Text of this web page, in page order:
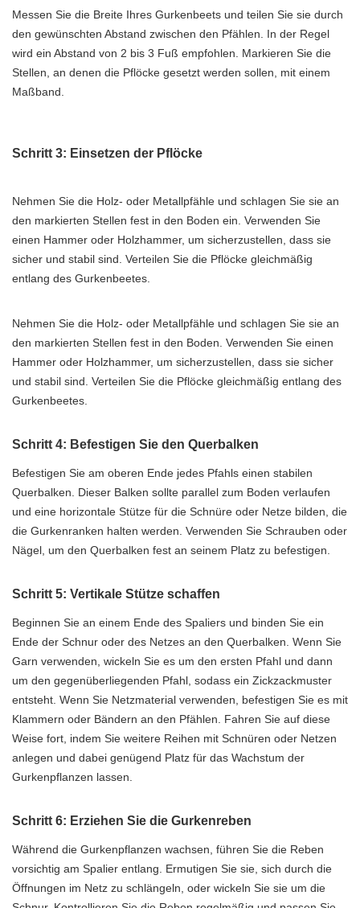
Messen Sie die Breite Ihres Gurkenbeets und teilen Sie sie durch
den gewünschten Abstand zwischen den Pfählen. In der Regel
wird ein Abstand von 2 bis 3 Fuß empfohlen. Markieren Sie die
Stellen, an denen die Pflöcke gesetzt werden sollen, mit einem
Maßband.
Schritt 3: Einsetzen der Pflöcke
Nehmen Sie die Holz- oder Metallpfähle und schlagen Sie sie an
den markierten Stellen fest in den Boden ein. Verwenden Sie
einen Hammer oder Holzhammer, um sicherzustellen, dass sie
sicher und stabil sind. Verteilen Sie die Pflöcke gleichmäßig
entlang des Gurkenbeetes.
Nehmen Sie die Holz- oder Metallpfähle und schlagen Sie sie an
den markierten Stellen fest in den Boden. Verwenden Sie einen
Hammer oder Holzhammer, um sicherzustellen, dass sie sicher
und stabil sind. Verteilen Sie die Pflöcke gleichmäßig entlang des
Gurkenbeetes.
Schritt 4: Befestigen Sie den Querbalken
Befestigen Sie am oberen Ende jedes Pfahls einen stabilen
Querbalken. Dieser Balken sollte parallel zum Boden verlaufen
und eine horizontale Stütze für die Schnüre oder Netze bilden, die
die Gurkenranken halten werden. Verwenden Sie Schrauben oder
Nägel, um den Querbalken fest an seinem Platz zu befestigen.
Schritt 5: Vertikale Stütze schaffen
Beginnen Sie an einem Ende des Spaliers und binden Sie ein
Ende der Schnur oder des Netzes an den Querbalken. Wenn Sie
Garn verwenden, wickeln Sie es um den ersten Pfahl und dann
um den gegenüberliegenden Pfahl, sodass ein Zickzackmuster
entsteht. Wenn Sie Netzmaterial verwenden, befestigen Sie es mit
Klammern oder Bändern an den Pfählen. Fahren Sie auf diese
Weise fort, indem Sie weitere Reihen mit Schnüren oder Netzen
anlegen und dabei genügend Platz für das Wachstum der
Gurkenpflanzen lassen.
Schritt 6: Erziehen Sie die Gurkenreben
Während die Gurkenpflanzen wachsen, führen Sie die Reben
vorsichtig am Spalier entlang. Ermutigen Sie sie, sich durch die
Öffnungen im Netz zu schlängeln, oder wickeln Sie sie um die